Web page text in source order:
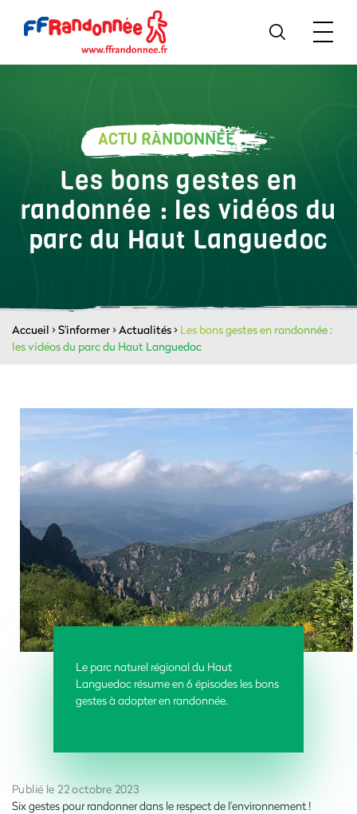
ACTU RANDONNÉE
Les bons gestes en
randonnée : les vidéos du
parc du Haut Languedoc
Accueil >S'informer>Actualités> Les bons gestes en randonnée :
les vidéos du parc du Haut Languedoc
Le parc naturel régional du Haut
Languedoc résume en 6 épisodes les bons
gestes à adopter en randonnée.
Publié le 22 octobre 2023
Six gestes pour randonner dans le respect de l'environnement !